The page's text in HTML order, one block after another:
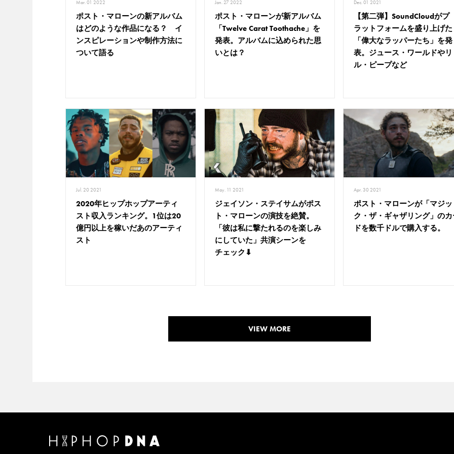
Mar. 01 2022
ポスト・マローンの新アルバム
はどのような作品になる？ イ
ンスピレーションや制作方法に
ついて語る
Jan. 27 2022
ポスト・マローンが新アルバム
「Twelve Carat Toothache」を
発表。アルバムに込められた思
いとは？
Dec. 01 2021
【第二弾】SoundCloudがプ
ラットフォームを盛り上げた
「偉大なラッパーたち」を発
表。ジュース・ワールドやリ
ル・ピープなど
Jul. 20 2021
2020年ヒップホップアーティ
スト収入ランキング。1位は20
億円以上を稼いだあのアーティ
スト
May. 11 2021
ジェイソン・ステイサムがポス
ト・マローンの演技を絶賛。
「彼は私に撃たれるのを楽しみ
にしていた」共演シーンを
チェック⬇
Apr. 30 2021
ポスト・マローンが「マジッ
ク・ザ・ギャザリング」の
ドを数千ドルで購入する。
VIEW MORE